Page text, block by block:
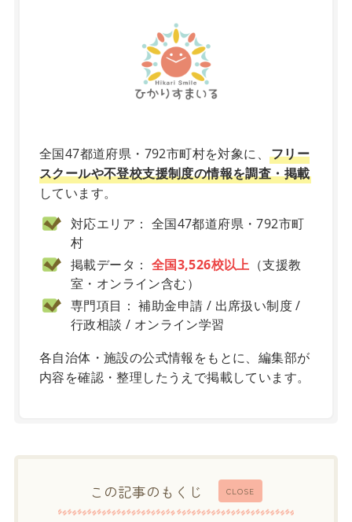
全国47都道府県・792市町村を対象に、 フリー
スクールや不登校支援制度の情報を調査・掲載
しています。
対応エリア： 全国47都道府県・792市町
村
掲載データ： 全国3,526校以上 （支援教
室・オンライン含む）
専門項目： 補助金申請 / 出席扱い制度 /
行政相談 / オンライン学習
各自治体・施設の公式情報をもとに、編集部が
内容を確認・整理したうえで掲載しています。
CLOSE
この記事のもくじ